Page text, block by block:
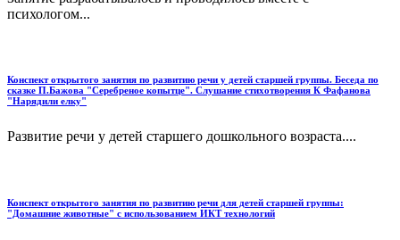
психологом...
Конспект открытого занятия по развитию речи у детей старшей группы. Беседа по
сказке П.Бажова "Серебреное копытце". Слушание стихотворения К Фафанова
"Нарядили елку"
Развитие речи у детей старшего дошкольного возраста....
Конспект открытого занятия по развитию речи для детей старшей группы:
"Домашние животные" с использованием ИКТ технологий